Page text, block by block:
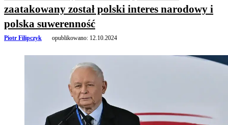
zaatakowany został polski interes narodowy i
polska suwerenność
Piotr Filipczyk opublikowano: 12.10.2024